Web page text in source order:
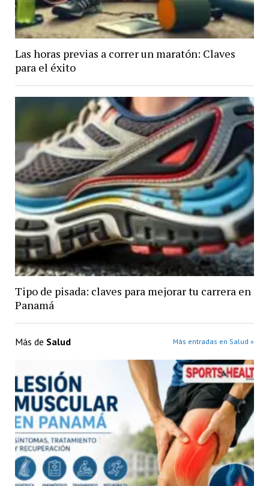
Las horas previas a correr un maratón: Claves
para el éxito
Tipo de pisada: claves para mejorar tu carrera en
Panamá
Más de Salud Más entradas en Salud »